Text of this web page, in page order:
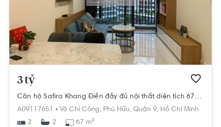
3 tỷ
Căn hộ Safira Khang Điền đầy đủ nội thất diện tích 67m².
A09117651 • Võ Chí Công, Phú Hữu, Quận 9, Hồ Chí Minh
2
2 67 m²